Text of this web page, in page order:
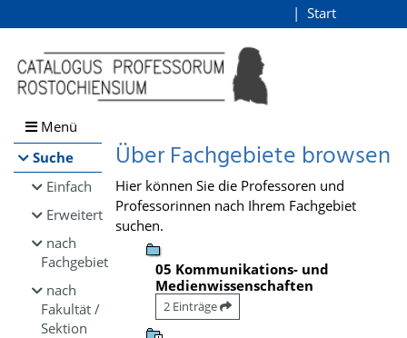
Browsen
direkt zum Inhalt
Start
Menü
Suche
Einfach
Erweitert
nach
Fachgebiet
nach
Fakultät /
Sektion
Über Fachgebiete browsen
Hier können Sie die Professoren und
Professorinnen nach Ihrem Fachgebiet
suchen.
05 Kommunikations- und
Medienwissenschaften
2 Einträge